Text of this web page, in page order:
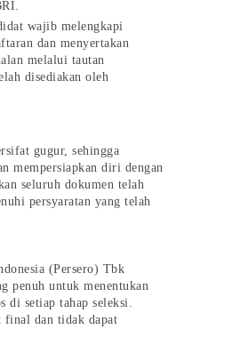
wajib melengkapi
dan menyertakan
melalui tautan
disediakan oleh
gugur, sehingga
mempersiapkan diri dengan
seluruh dokumen telah
persyaratan yang telah
(Persero) Tbk
penuh untuk menentukan
di setiap tahap seleksi.
final dan tidak dapat